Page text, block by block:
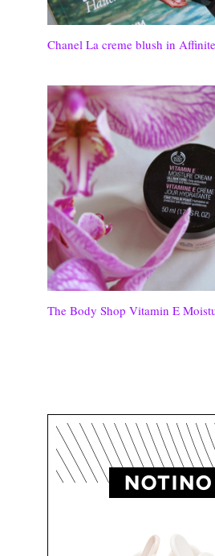
Chanel La creme blush in
The Body Shop Vitamin E